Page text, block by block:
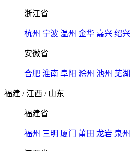
浙江省
杭州 宁波 温州 金华 嘉兴 绍兴
安徽省
合肥 淮南 阜阳 滁州 池州 芜湖
福建 / 江西 / 山东
福建省
福州 三明 厦门 莆田 龙岩 泉州